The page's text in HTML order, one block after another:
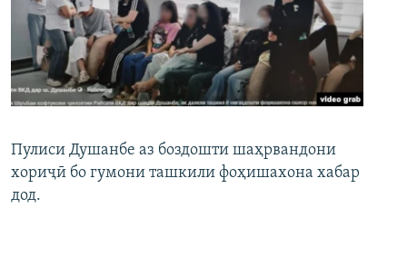
Пулиси Душанбе аз боздошти шаҳрвандони
хориҷӣ бо гумони ташкили фоҳишахона хабар
дод.